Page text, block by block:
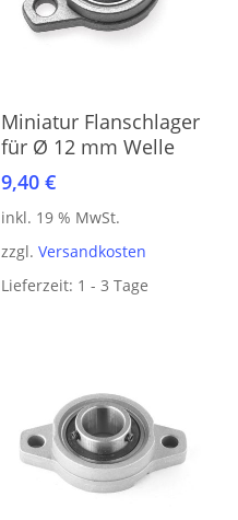
In den Warenkorb
Miniatur Flanschlager
für Ø 12 mm Welle
9,40€
inkl. 19 % MwSt.
zzgl.Versandkosten
Lieferzeit: 1 - 3 Tage